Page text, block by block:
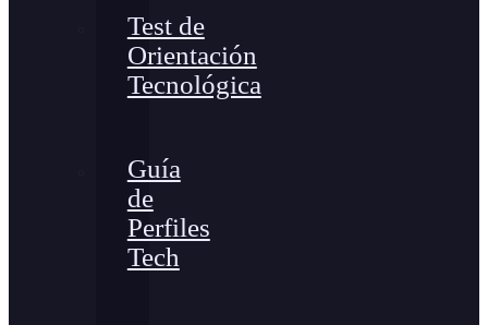
Test de
Orientación
Tecnológica
Guía
de
Perfiles
Tech